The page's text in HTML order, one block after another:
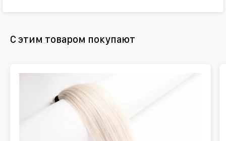
С этим товаром покупают